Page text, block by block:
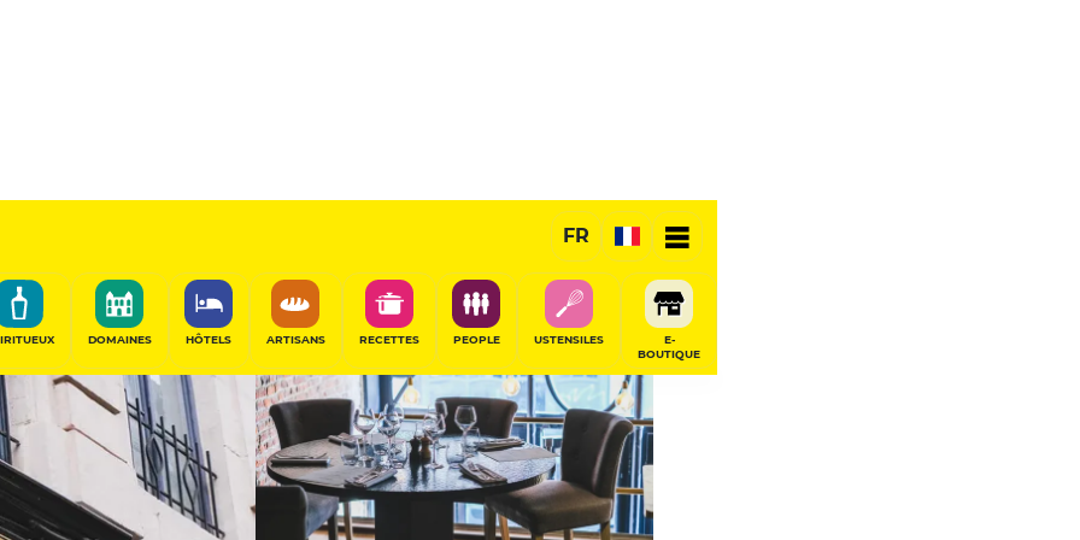
FR
DOMAINES HÔTELS ARTISANS RECETTES PEOPLE USTENSILES
E-
BOUTIQUE